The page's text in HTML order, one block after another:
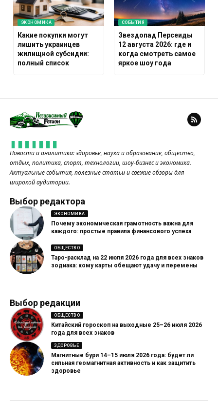
ЭКОНОМИКА
Какие покупки могут
лишить украинцев
жилищной субсидии:
полный список
СОБЫТИЯ
Звездопад Персеиды
12 августа 2026: где и
когда смотреть самое
яркое шоу года
Новости и аналитика: здоровье, наука и образование, общество,
отдых, политика, спорт, технологии, шоу-бизнес и экономика.
Актуальные события, полезные статьи и свежие обзоры для
широкой аудитории.
Выбор редактора
ЭКОНОМИКА
Почему экономическая грамотность важна для
каждого: простые правила финансового успеха
ОБЩЕСТВО
Таро-расклад на 22 июля 2026 года для всех знаков
зодиака: кому карты обещают удачу и перемены
Выбор редакции
ОБЩЕСТВО
Китайский гороскоп на выходные 25–26 июля 2026
года для всех знаков
ЗДОРОВЬЕ
Магнитные бури 14–15 июля 2026 года: будет ли
сильная геомагнитная активность и как защитить
здоровье